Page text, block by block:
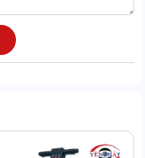
nhất là cách biệt thân
ẩm, gây mất an